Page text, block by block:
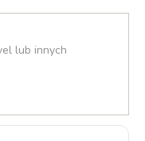
lub innych